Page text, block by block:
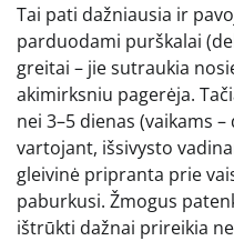
Tai pati dažniausia ir
parduodami purškalai
greitai – jie sutraukia
akimirksniu pagerėja.
nei 3–5 dienas (vaikams
vartojant, išsivysto
gleivinė pripranta prie
paburkusi. Žmogus
ištrūkti dažnai prireikia